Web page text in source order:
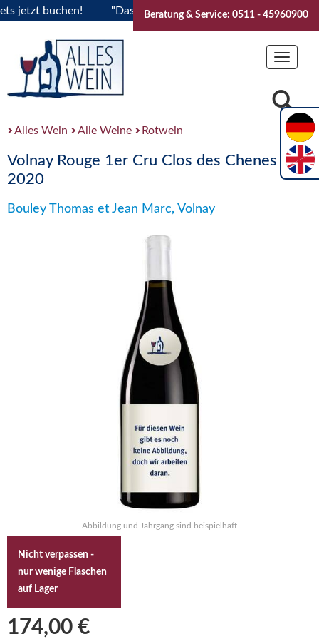
jetzt buchen! "Das Sommerfest 2026" Vive la
Beratung & Service: 0511 - 45960900
Toggle
Alles Wein Alle Weine Rotwein
Volnay Rouge 1er Cru Clos des Chenes
2020
Bouley Thomas et Jean Marc, Volnay
Abbildung und Jahrgang sind beispielhaft
Nicht verpassen -
nur wenige Flaschen
auf Lager
174,00 €